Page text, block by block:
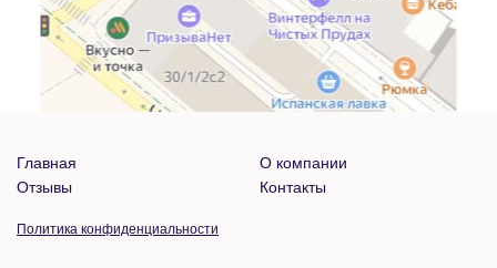
Главная
О компании
Отзывы
Контакты
Политика конфиденциальности